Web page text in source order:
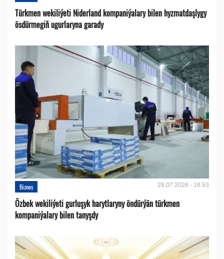
Türkmen wekiliýeti Niderland kompaniýalary bilen hyzmatdaşlygy
ösdürmegiň ugurlaryna garady
Biznes 28.07.2026 - 16:53
Özbek wekiliýeti gurluşyk harytlaryny öndürýän türkmen
kompaniýalary bilen tanyşdy